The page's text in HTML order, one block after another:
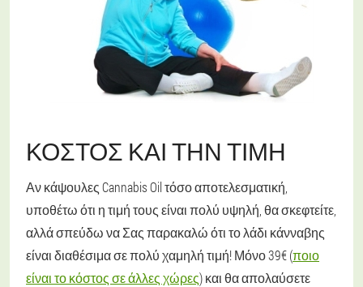
ΚΌΣΤΟΣ ΚΑΙ ΤΗΝ ΤΙΜΉ
Αν κάψουλες Cannabis Oil τόσο αποτελεσματική,
υποθέτω ότι η τιμή τους είναι πολύ υψηλή, θα σκεφτείτε,
αλλά σπεύδω να Σας παρακαλώ ότι το λάδι κάνναβης
είναι διαθέσιμα σε πολύ χαμηλή τιμή! Μόνο 39€ (ποιο
είναι το κόστος σε άλλες χώρες) και θα απολαύσετε